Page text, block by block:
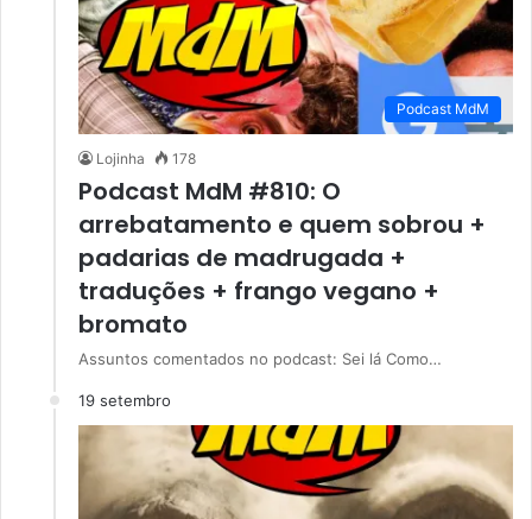
Podcast MdM
Lojinha 178
Podcast MdM #810: O
arrebatamento e quem sobrou +
padarias de madrugada +
traduções + frango vegano +
bromato
Assuntos comentados no podcast: Sei lá Como…
19 setembro